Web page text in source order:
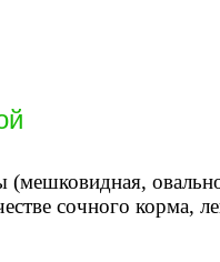
сочного корма,